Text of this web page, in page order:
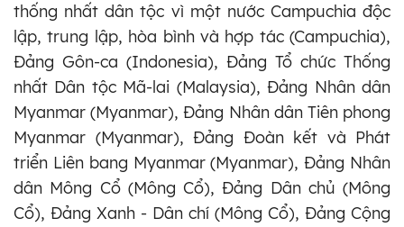
thống nhất dân tộc vì một nước Campuchia độc
lập, trung lập, hòa bình và hợp tác (Campuchia),
Đảng Gôn-ca (Indonesia), Đảng Tổ chức Thống
nhất Dân tộc Mã-lai (Malaysia), Đảng Nhân dân
Myanmar (Myanmar), Đảng Nhân dân Tiên phong
Myanmar (Myanmar), Đảng Đoàn kết và Phát
triển Liên bang Myanmar (Myanmar), Đảng Nhân
dân Mông Cổ (Mông Cổ), Đảng Dân chủ (Mông
Cổ), Đảng Xanh - Dân chí (Mông Cổ), Đảng Cộng